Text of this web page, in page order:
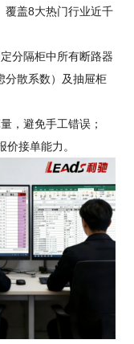
覆盖8大热门行业近千
分隔柜中所有断路器
分散系数）及抽屉柜
，避免手工错误；
价接单能力。